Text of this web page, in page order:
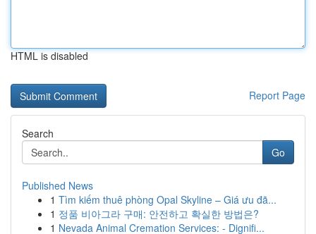
HTML is disabled
Report Page
Search
Go
Published News
1 Tìm kiếm thuê phòng Opal Skyline – Giá ưu đã...
1 정품 비아그라 구매: 안전하고 확실한 방법은?
1 Nevada Animal Cremation Services: - Dignifi...